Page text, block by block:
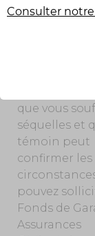
Dans ce cas,
que vous
séquelles et
témoin peut
confirmer les
pouvez
Fonds de
Assurances
Consulter